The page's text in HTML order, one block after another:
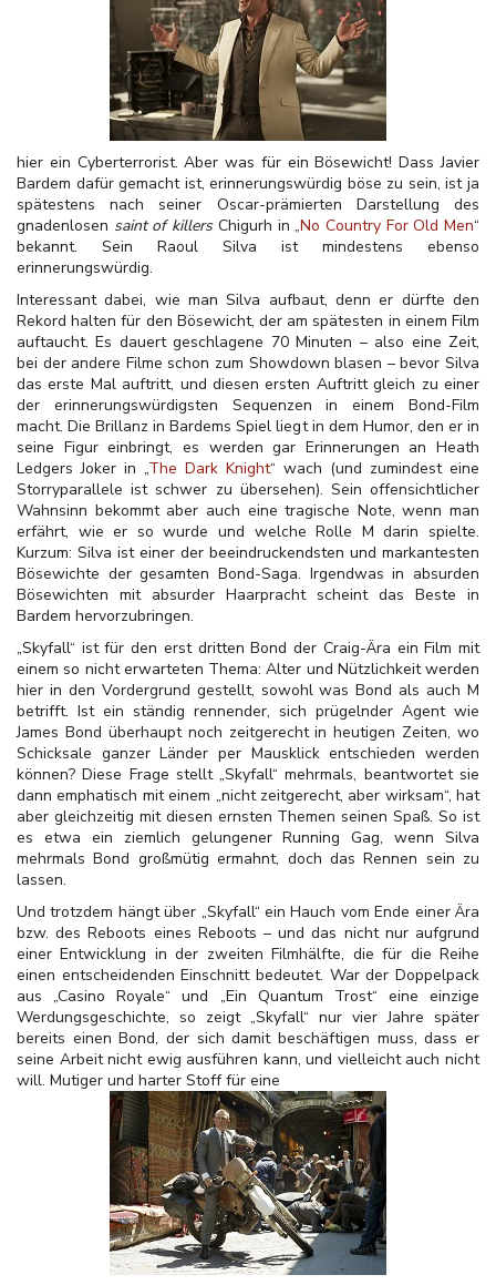
hier ein Cyberterrorist. Aber was für ein Bösewicht! Dass Javier
Bardem dafür gemacht ist, erinnerungswürdig böse zu sein, ist ja
spätestens nach seiner Oscar-prämierten Darstellung des
gnadenlosen saint of killers Chigurh in „No Country For Old Men“
bekannt. Sein Raoul Silva ist mindestens ebenso
erinnerungswürdig.
Interessant dabei, wie man Silva aufbaut, denn er dürfte den
Rekord halten für den Bösewicht, der am spätesten in einem Film
auftaucht. Es dauert geschlagene 70 Minuten – also eine Zeit,
bei der andere Filme schon zum Showdown blasen – bevor Silva
das erste Mal auftritt, und diesen ersten Auftritt gleich zu einer
der erinnerungswürdigsten Sequenzen in einem Bond-Film
macht. Die Brillanz in Bardems Spiel liegt in dem Humor, den er in
seine Figur einbringt, es werden gar Erinnerungen an Heath
Ledgers Joker in „The Dark Knight“ wach (und zumindest eine
Storryparallele ist schwer zu übersehen). Sein offensichtlicher
Wahnsinn bekommt aber auch eine tragische Note, wenn man
erfährt, wie er so wurde und welche Rolle M darin spielte.
Kurzum: Silva ist einer der beeindruckendsten und markantesten
Bösewichte der gesamten Bond-Saga. Irgendwas in absurden
Bösewichten mit absurder Haarpracht scheint das Beste in
Bardem hervorzubringen.
„Skyfall“ ist für den erst dritten Bond der Craig-Ära ein Film mit
einem so nicht erwarteten Thema: Alter und Nützlichkeit werden
hier in den Vordergrund gestellt, sowohl was Bond als auch M
betrifft. Ist ein ständig rennender, sich prügelnder Agent wie
James Bond überhaupt noch zeitgerecht in heutigen Zeiten, wo
Schicksale ganzer Länder per Mausklick entschieden werden
können? Diese Frage stellt „Skyfall“ mehrmals, beantwortet sie
dann emphatisch mit einem „nicht zeitgerecht, aber wirksam“, hat
aber gleichzeitig mit diesen ernsten Themen seinen Spaß. So ist
es etwa ein ziemlich gelungener Running Gag, wenn Silva
mehrmals Bond großmütig ermahnt, doch das Rennen sein zu
lassen.
Und trotzdem hängt über „Skyfall“ ein Hauch vom Ende einer Ära
bzw. des Reboots eines Reboots – und das nicht nur aufgrund
einer Entwicklung in der zweiten Filmhälfte, die für die Reihe
einen entscheidenden Einschnitt bedeutet. War der Doppelpack
aus „Casino Royale“ und „Ein Quantum Trost“ eine einzige
Werdungsgeschichte, so zeigt „Skyfall“ nur vier Jahre später
bereits einen Bond, der sich damit beschäftigen muss, dass er
seine Arbeit nicht ewig ausführen kann, und vielleicht auch nicht
will. Mutiger und harter Stoff für eine